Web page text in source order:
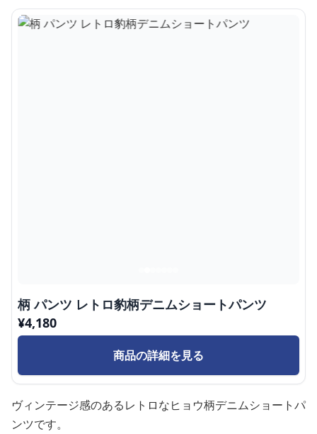
柄 パンツ レトロ豹柄デニムショートパンツ
¥4,180
商品の詳細を見る
ヴィンテージ感のあるレトロなヒョウ柄デニムショートパ
ンツです。